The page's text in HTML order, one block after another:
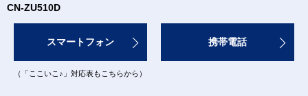
CN-ZU510D
スマートフォン
（「ここいこ♪」対応表もこちらから）
携帯電話